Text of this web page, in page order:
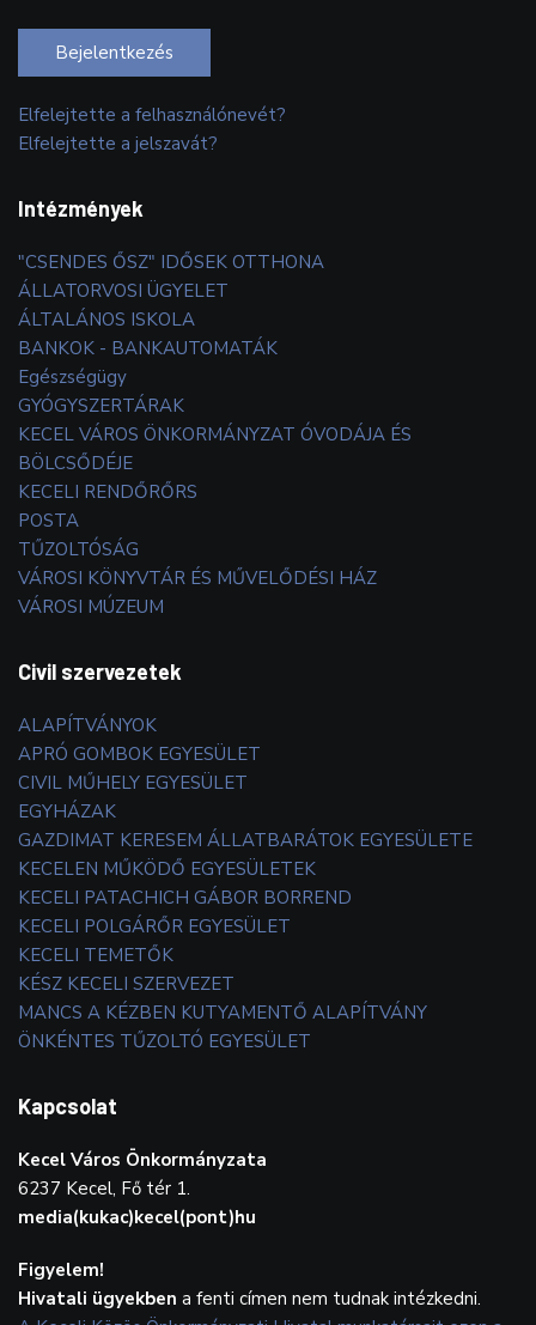
Bejelentkezés
Elfelejtette a felhasználónevét?
Elfelejtette a jelszavát?
Intézmények
"CSENDES ŐSZ" IDŐSEK OTTHONA
ÁLLATORVOSI ÜGYELET
ÁLTALÁNOS ISKOLA
BANKOK - BANKAUTOMATÁK
Egészségügy
GYÓGYSZERTÁRAK
KECEL VÁROS ÖNKORMÁNYZAT ÓVODÁJA ÉS
BÖLCSŐDÉJE
KECELI RENDŐRŐRS
POSTA
TŰZOLTÓSÁG
VÁROSI KÖNYVTÁR ÉS MŰVELŐDÉSI HÁZ
VÁROSI MÚZEUM
Civil szervezetek
ALAPÍTVÁNYOK
APRÓ GOMBOK EGYESÜLET
CIVIL MŰHELY EGYESÜLET
EGYHÁZAK
GAZDIMAT KERESEM ÁLLATBARÁTOK EGYESÜLETE
KECELEN MŰKÖDŐ EGYESÜLETEK
KECELI PATACHICH GÁBOR BORREND
KECELI POLGÁRŐR EGYESÜLET
KECELI TEMETŐK
KÉSZ KECELI SZERVEZET
MANCS A KÉZBEN KUTYAMENTŐ ALAPÍTVÁNY
ÖNKÉNTES TŰZOLTÓ EGYESÜLET
Kapcsolat
Kecel Város Önkormányzata
6237 Kecel, Fő tér 1.
media(kukac)kecel(pont)hu
Figyelem!
Hivatali ügyekben a fenti címen nem tudnak intézkedni.